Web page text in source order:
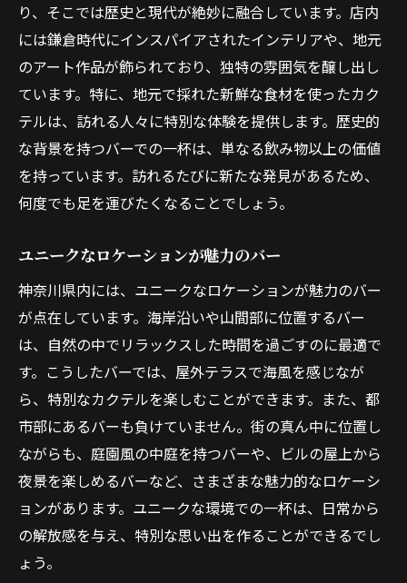
り、そこでは歴史と現代が絶妙に融合しています。店内
には鎌倉時代にインスパイアされたインテリアや、地元
のアート作品が飾られており、独特の雰囲気を醸し出し
ています。特に、地元で採れた新鮮な食材を使ったカク
テルは、訪れる人々に特別な体験を提供します。歴史的
な背景を持つバーでの一杯は、単なる飲み物以上の価値
を持っています。訪れるたびに新たな発見があるため、
何度でも足を運びたくなることでしょう。
ユニークなロケーションが魅力のバー
神奈川県内には、ユニークなロケーションが魅力のバー
が点在しています。海岸沿いや山間部に位置するバー
は、自然の中でリラックスした時間を過ごすのに最適で
す。こうしたバーでは、屋外テラスで海風を感じなが
ら、特別なカクテルを楽しむことができます。また、都
市部にあるバーも負けていません。街の真ん中に位置し
ながらも、庭園風の中庭を持つバーや、ビルの屋上から
夜景を楽しめるバーなど、さまざまな魅力的なロケーシ
ョンがあります。ユニークな環境での一杯は、日常から
の解放感を与え、特別な思い出を作ることができるでし
ょう。